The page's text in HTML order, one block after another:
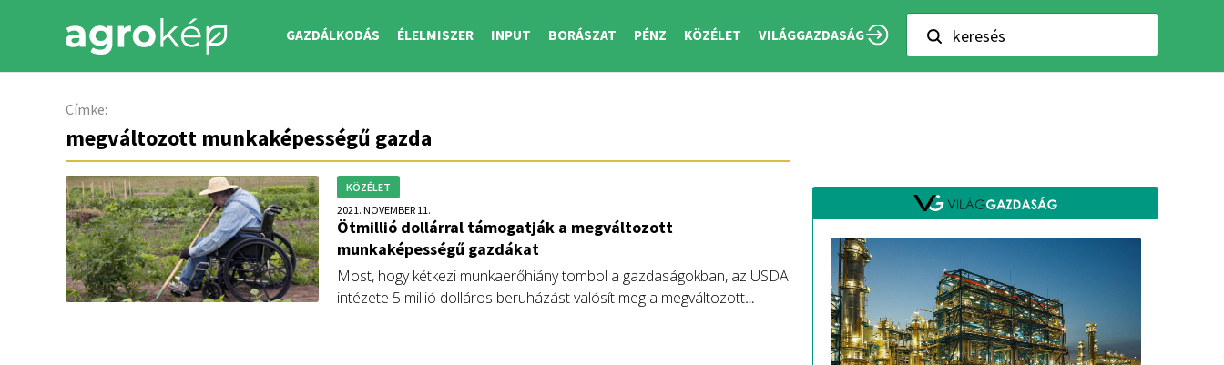
GAZDÁLKODÁS ÉLELMISZER INPUT BORÁSZAT PÉNZ KÖZÉLET VILÁGGAZDASÁG keresés
Címke:
megváltozott munkaképességű gazda
KÖZÉLET
2021. NOVEMBER 11.
Ötmillió dollárral támogatják a megváltozott
munkaképességű gazdákat
Most, hogy kétkezi munkaerőhiány tombol a gazdaságokban, az USDA
intézete 5 millió dolláros beruházást valósít meg a megváltozott